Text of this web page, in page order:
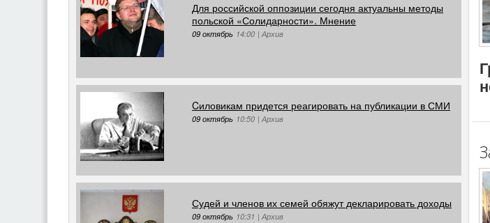
Для российской оппозиции сегодня актуальны методы
польской «Солидарности». Мнение
09 октябрь 14:00 |Архив
Cиловикам придется реагировать на публикации в СМИ
09 октябрь 10:50 |Архив
Судей и членов их семей обяжут декларировать доходы
09 октябрь 10:31 |Архив